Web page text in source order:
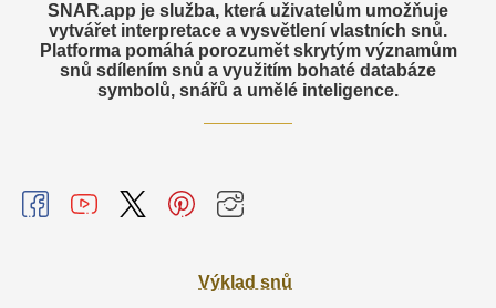
SNAR.app je služba, která uživatelům umožňuje
vytvářet interpretace a vysvětlení vlastních snů.
Platforma pomáhá porozumět skrytým významům
snů sdílením snů a využitím bohaté databáze
symbolů, snářů a umělé inteligence.
Výklad snů